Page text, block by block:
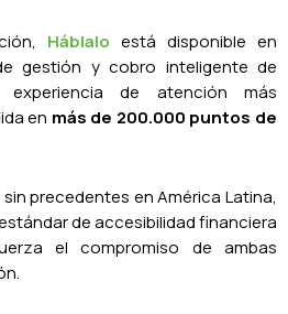
Háblalo está disponible en
gestión y cobro inteligente de
experiencia de atención más
en más de 200.000 puntos de
precedentes en América Latina,
de accesibilidad financiera
el compromiso de ambas